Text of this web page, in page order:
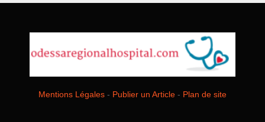
Mentions Légales - Publier un Article - Plan de site